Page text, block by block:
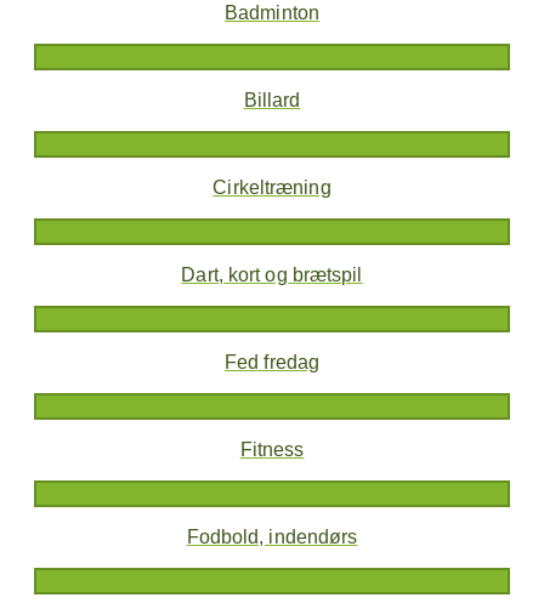
Badminton
Billard
Cirkeltræning
Dart, kort og brætspil
Fed fredag
Fitness
Fodbold, indendørs